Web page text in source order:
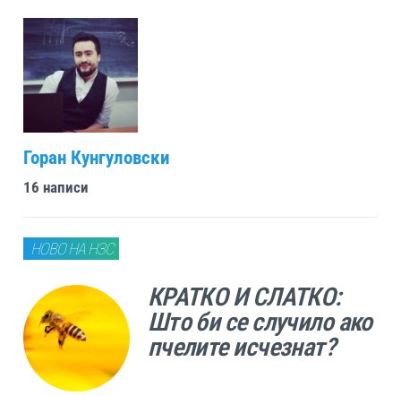
Горан Кунгуловски
16 написи
НОВО НА НЗС
КРАТКО И СЛАТКО:
Што би се случило ако
пчелите исчезнат?